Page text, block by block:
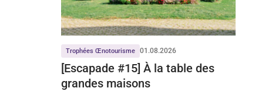
Trophées Œnotourisme 01.08.2026
[Escapade #15] À la table des
grandes maisons